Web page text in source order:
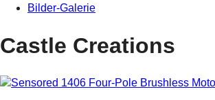
Bilder-Galerie
Castle Creations